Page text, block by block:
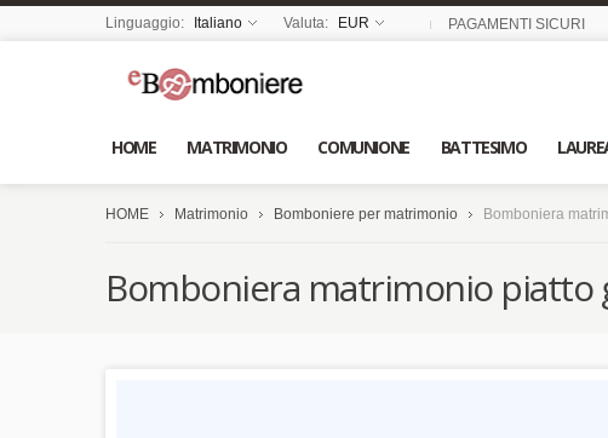
Linguaggio: Italiano Valuta: EUR PAGAMENTI SICURI
HOME MATRIMONIO COMUNIONE BATTESIMO
HOME Matrimonio Bomboniere per matrimonio Bomboniera
Bomboniera matrimonio piatto